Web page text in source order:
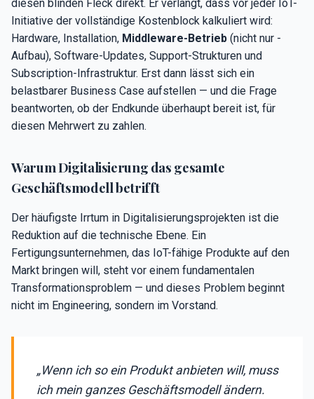
diesen blinden Fleck direkt. Er verlangt, dass vor jeder IoT-
Initiative der vollständige Kostenblock kalkuliert wird:
Hardware, Installation, Middleware-Betrieb (nicht nur -
Aufbau), Software-Updates, Support-Strukturen und
Subscription-Infrastruktur. Erst dann lässt sich ein
belastbarer Business Case aufstellen — und die Frage
beantworten, ob der Endkunde überhaupt bereit ist, für
diesen Mehrwert zu zahlen.
Warum Digitalisierung das gesamte
Geschäftsmodell betrifft
Der häufigste Irrtum in Digitalisierungsprojekten ist die
Reduktion auf die technische Ebene. Ein
Fertigungsunternehmen, das IoT-fähige Produkte auf den
Markt bringen will, steht vor einem fundamentalen
Transformationsproblem — und dieses Problem beginnt
nicht im Engineering, sondern im Vorstand.
„Wenn ich so ein Produkt anbieten will, muss
ich mein ganzes Geschäftsmodell ändern.